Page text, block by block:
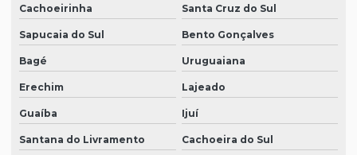
Cachoeirinha Santa Cruz do Sul
Sapucaia do Sul Bento Gonçalves
Bagé Uruguaiana
Erechim Lajeado
Guaíba Ijuí
Santana do Livramento Cachoeira do Sul